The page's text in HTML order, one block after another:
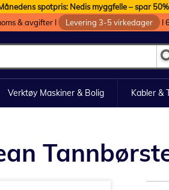
spotpris: Nedis myggfelle – spar
& avgifter I
Levering 3-5 virkedager I
Verktøy Maskiner & Bolig Kabler &